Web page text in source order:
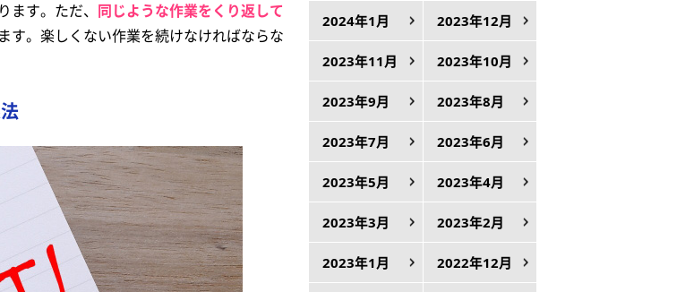
す。ただ、 同じような作業をくり返して
す。楽しくない作業を続けなければならな
2024年1月 2023年12月
2023年11月 2023年10月
2023年9月 2023年8月
2023年7月 2023年6月
2023年5月 2023年4月
2023年3月 2023年2月
2023年1月 2022年12月